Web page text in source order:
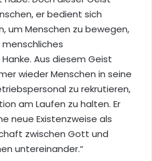
er bedient sich
um Menschen zu bewegen,
Aus diesem Geist
wieder Menschen in seine
zu rekrutieren,
am Laufen zu halten. Er
neue Existenzweise als
zwischen Gott und
untereinander.“